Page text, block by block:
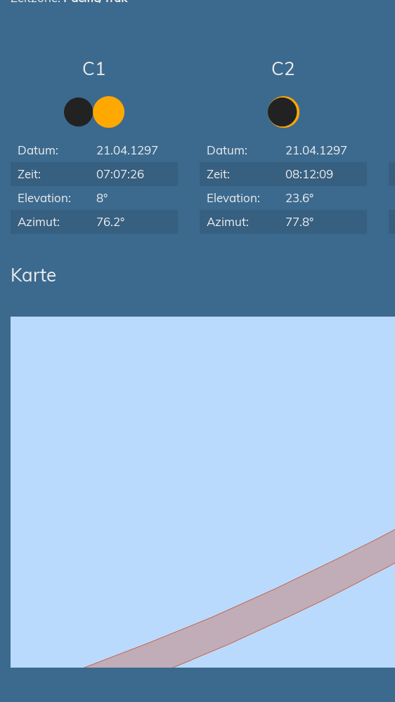
C1
Datum:
21.04.1297
Zeit:
07:07:26
Elevation:
8°
Azimut:
76.2°
C2
Datum:
21.04.1297
Zeit:
08:12:09
Elevation:
23.6°
Azimut:
77.8°
Karte